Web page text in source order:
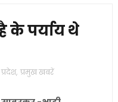
है के पर्याय थे
प्रदेश, प्रमुख खबरें